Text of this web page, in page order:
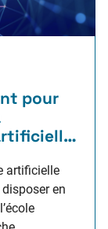
pour
artificielle
en